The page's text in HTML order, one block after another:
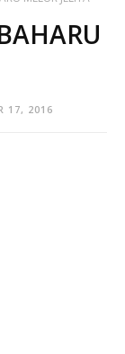
17, 2016